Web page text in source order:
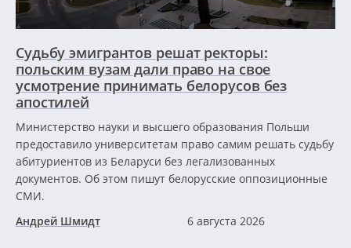
Судьбу эмигрантов решат ректоры:
польским вузам дали право на свое
усмотрение принимать белорусов без
апостилей
Министерство науки и высшего образования Польши
предоставило университетам право самим решать судьбу
абитуриентов из Беларуси без легализованных
документов. Об этом пишут белорусские оппозиционные
СМИ.
Андрей Шмидт
6 августа 2026